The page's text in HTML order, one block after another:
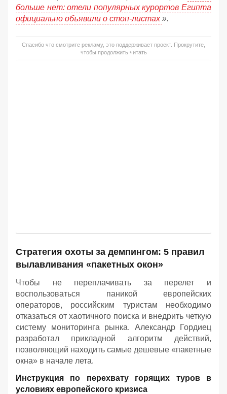
больше нет: отели популярных курортов Египта
официально объявили о стоп-листах ».
Спасибо что смотрите рекламу, это поддерживает проект. Прокрутите,
чтобы продолжить читать
Стратегия охоты за демпингом: 5 правил
вылавливания «пакетных окон»
Чтобы не переплачивать за перелет и
воспользоваться паникой европейских
операторов, российским туристам необходимо
отказаться от хаотичного поиска и внедрить четкую
систему мониторинга рынка. Александр Гордиец
разработал прикладной алгоритм действий,
позволяющий находить самые дешевые «пакетные
окна» в начале лета.
Инструкция по перехвату горящих туров в
условиях европейского кризиса